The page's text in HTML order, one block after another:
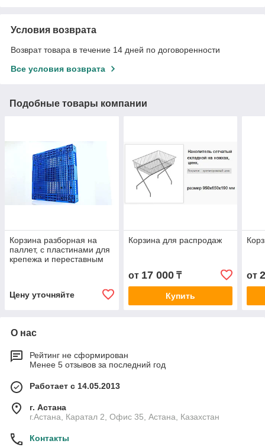
Условия возврата
Возврат товара в течение 14 дней по договоренности
Все условия возврата
Подобные товары компании
Корзина разборная на
паллет, с пластинами для
крепежа и переставным
Цену уточняйте
Корзина для распродаж
от 17 000₸
Купить
от
О нас
Рейтинг не сформирован
Менее 5 отзывов за последний год
Работает с 14.05.2013
г. Астана
г.Астана, Каратал 2, Офис 35, Астана, Казахстан
Контакты